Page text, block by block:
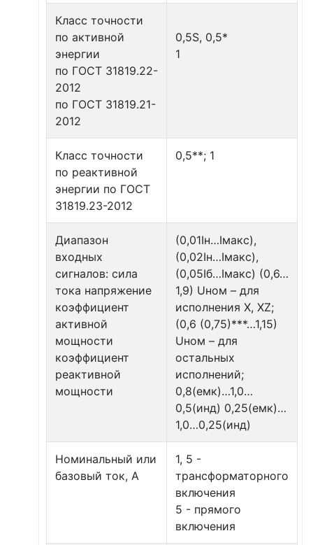
Класс точности
по активной
энергии
по ГОСТ 31819.22-
2012
по ГОСТ 31819.21-
2012
0,5S, 0,5*
1
Класс точности
по реактивной
энергии по ГОСТ
31819.23-2012
0,5**; 1
Диапазон
входных
сигналов: сила
тока напряжение
коэффициент
активной
мощности
коэффициент
реактивной
мощности
(0,01Iн…Iмакс),
(0,02Iн…Iмакс),
(0,05Iб…Iмакс) (0,6…
1,9) Uном – для
исполнения X, XZ;
(0,6 (0,75)***…1,15)
Uном – для
остальных
исполнений;
0,8(емк)…1,0…
0,5(инд) 0,25(емк)…
1,0…0,25(инд)
Номинальный или
базовый ток, А
1, 5 -
трансформаторного
включения
5 - прямого
включения